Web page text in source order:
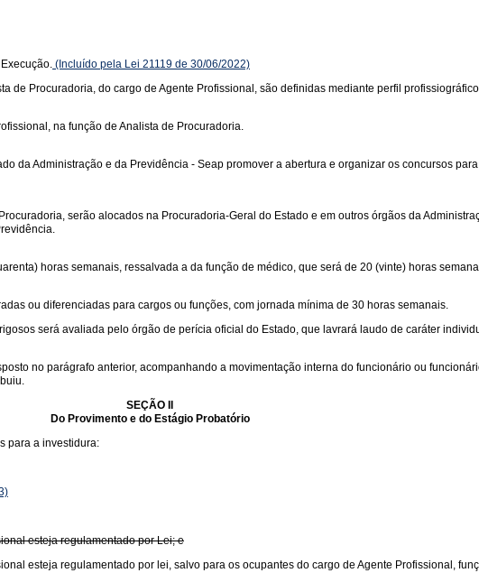
(Incluído pela Lei 21119 de 30/06/2022)
de Procuradoria, do cargo de Agente Profissional, são definidas mediante perfil
na função de Analista de Procuradoria.
da Administração e da Previdência - Seap promover a abertura e organizar os concursos
serão alocados na Procuradoria-Geral do Estado e em outros órgãos da
horas semanais, ressalvada a da função de médico, que será de 20 (vinte) horas
ou diferenciadas para cargos ou funções, com jornada mínima de 30 horas semanais.
será avaliada pelo órgão de perícia oficial do Estado, que lavrará laudo de caráter
no parágrafo anterior, acompanhando a movimentação interna do funcionário ou
SEÇÃO II
Do Provimento e do Estágio Probatório
para a investidura:
esteja regulamentado por Lei; e
esteja regulamentado por lei, salvo para os ocupantes do cargo de Agente Profissional,